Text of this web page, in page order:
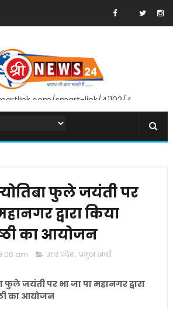
smart-link/41102/4
फुले जयंती पर
द्वारा किया
का आयोजन
am उत्तर प्रदेश, प्रमुख खबरें
जयंती पर भा जा पा महानगर द्वारा
का आयोजन